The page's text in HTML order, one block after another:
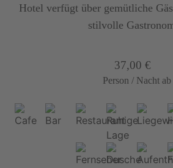
Hotel verfügt über gemütliche
stilvolle
37,00 €
Person / Nacht ab